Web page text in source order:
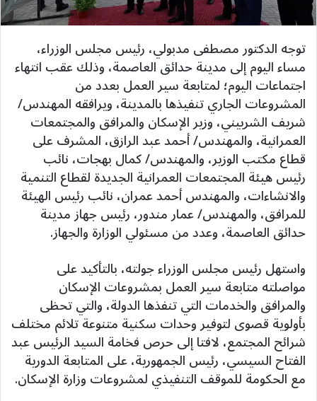
توجه الدكتور مصطفى مدبولي، رئيس مجلس الوزراء،
مساء اليوم إلى مدينة حدائق العاصمة، وذلك عقب انتهاء
اجتماعات اليوم؛ لمتابعة سير العمل بعدد من
المشروعات الجاري تنفيذها بالمدينة، ويرافقه المهندس/
شريف الشربيني، وزير الإسكان والمرافق والمجتمعات
العمرانية، والمهندس/ أحمد عبد الرازق، المشرف على
قطاع مكتب الوزير، والمهندس/ كمال بهجات، نائب
رئيس هيئة المجتمعات العمرانية الجديدة لقطاع التنمية
والانشاءات، والمهندس أحمد عمران، نائب رئيس الهيئة
للمرافق، والمهندس/ عمار مندور، رئيس جهاز مدينة
حدائق العاصمة، وعدد من مسئولي الوزارة والجهاز.
واستهل رئيس مجلس الوزراء جولته، بالتأكيد على
مواصلته متابعة سير العمل بمشروعات الإسكان
والمرافق والخدمات التي تنفذها الدولة، والتي تحظى
بأولوية قصوى لتوفير وحدات سكنية متنوعة تلائم مختلف
شرائح المجتمع، لافتا إلى حرص فخامة السيد الرئيس عبد
الفتاح السيسي، رئيس الجمهورية، على المتابعة الدورية
مع الحكومة للموقف التنفيذي لمشروعات وزارة الإسكان.